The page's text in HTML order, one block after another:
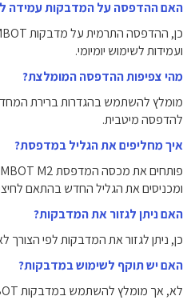
האם ההדפסה על המדבקות עמידה
ועמידות לשימוש יומיומי.
מהי צפיפות ההדפסה המומלצת?
להדפסה מיטבית.
איך מחליפים את הגליל במדפסת?
ומכניסים את הגליל החדש בהתאם
האם ניתן לגזור את המדבקות?
כן, ניתן לגזור את המדבקות לפי
האם יש תוקף לשימוש במדבקות?